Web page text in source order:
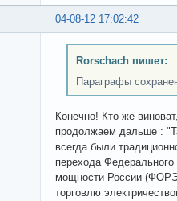
04-08-12 17:02:42
Rorschach пишет:
Параграфы
Конечно! Кто же
продолжаем дальше :
всегда были
перехода Федерального
мощности России
торговлю